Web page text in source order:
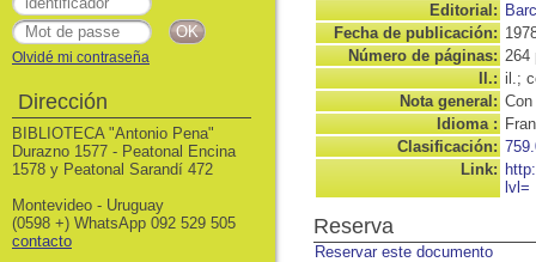
Editorial:
Fecha de publicación:
Número de páginas: 264
Il.: il.;
Nota general:
Idioma :
Clasificación:
Link:
lvl=
Reserva
Reservar este documento
Olvidé mi contraseña
Dirección
BIBLIOTECA "Antonio Pena"
Durazno 1577 - Peatonal Encina
1578 y Peatonal Sarandí 472
Montevideo - Uruguay
(0598 +) WhatsApp 092 529 505
contacto